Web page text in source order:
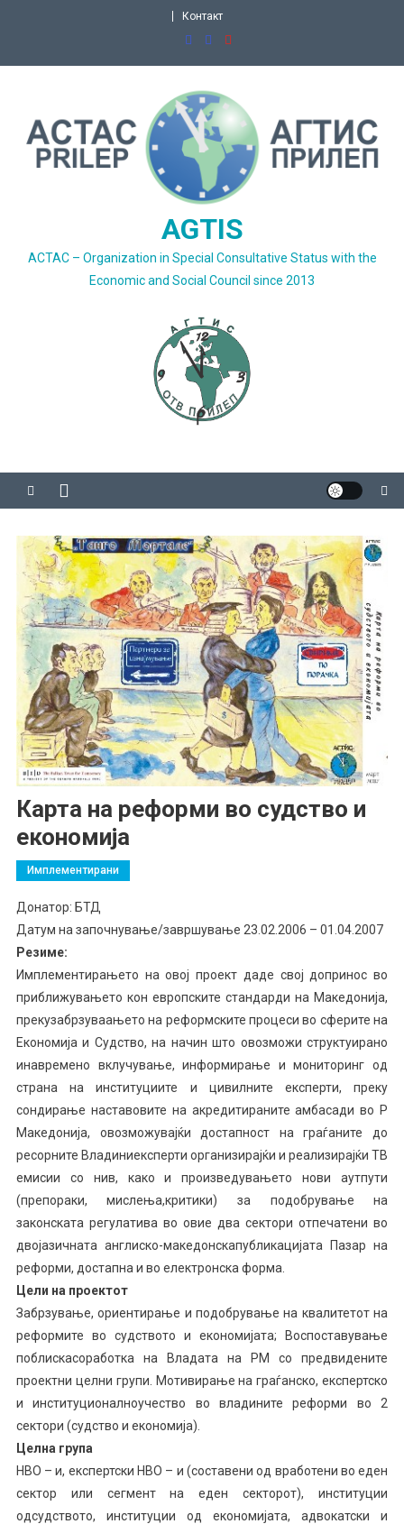
Контакт
AGTIS
ACTAC – Organization in Special Consultative Status with the
Economic and Social Council since 2013
Карта на реформи во судство и
економија
Имплементирани
Донатор: БТД
Датум на започнување/завршување 23.02.2006 – 01.04.2007
Резиме:
Имплементирањето на овој проект даде свој допринос во
приближувањето кон европските стандарди на Македонија,
прекузабрзуваањето на реформските процеси во сферите на
Економија и Судство, на начин што овозможи структуирано
инавремено вклучување, информирање и мониторинг од
страна на институциите и цивилните експерти, преку
сондирање наставовите на акредитираните амбасади во Р
Македонија, овозможувајќи достапност на граѓаните до
ресорните Владиниексперти организирајќи и реализирајќи ТВ
емисии со нив, како и произведувањето нови аутпути
(препораки, мислења,критики) за подобрување на
законската регулатива во овие два сектори отпечатени во
двојазичната англиско-македонскапубликацијата Пазар на
реформи, достапна и во електронска форма.
Цели на проектот
Забрзување, ориентирање и подобрување на квалитетот на
реформите во судството и економијата; Воспоставување
поблискасоработка на Владата на РМ со предвидените
проектни целни групи. Мотивирање на граѓанско, експертско
и институционалноучество во владините реформи во 2
сектори (судство и економија).
Целна група
НВО – и, експертски НВО – и (составени од вработени во еден
сектор или сегмент на еден секторот), институции
одсудството, институции од економијата, адвокатски и